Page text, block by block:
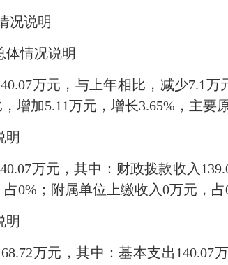
况说明
体情况说明
万元，与上年相比，减少7.1
增加5.11万元，增长3.65%，主要
明
万元，其中：财政拨款收入
0%；附属单位上缴收入0万元，占
明
万元，其中：基本支出140.07